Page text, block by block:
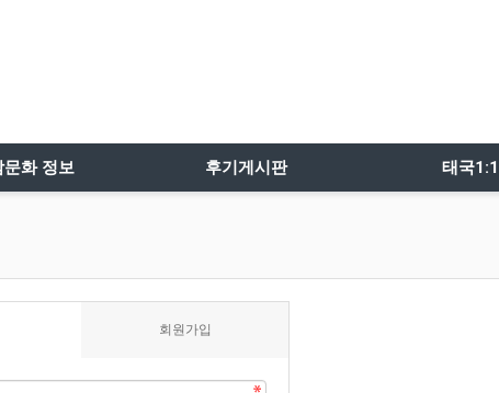
문화 정보 후기게시판 태국
회원가입